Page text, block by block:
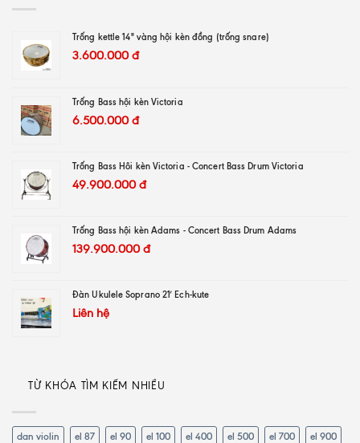
Trống kettle 14" vàng hội kèn đồng (trống snare)
3.600.000đ
Trống Bass hội kèn Victoria
6.500.000đ
Trống Bass Hôi kèn Victoria - Concert Bass Drum Victoria
49.900.000đ
Trống Bass hội kèn Adams - Concert Bass Drum Adams
139.900.000đ
Đàn Ukulele Soprano 21′ Ech-kute
Liên hệ
TỪ KHÓA TÌM KIẾM NHIỀU
dan violin el 87 el 90 el 100 el 400 el 500 el 700 el 900